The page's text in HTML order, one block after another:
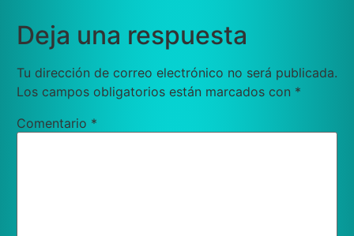
Deja una respuesta
Tu dirección de correo electrónico no será publicada.
Los campos obligatorios están marcados con *
Comentario *